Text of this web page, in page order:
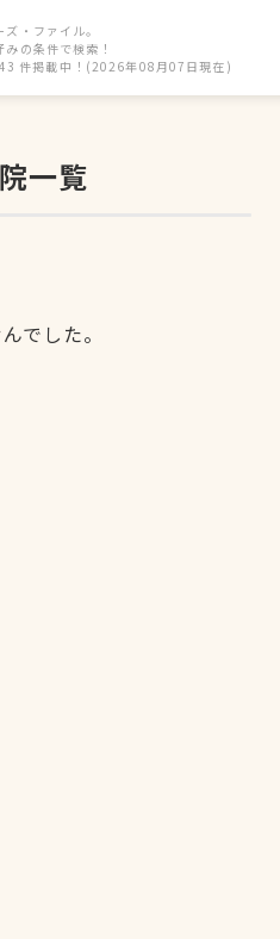
・ファイル。
の条件で検索！
件掲載中！(2026年08月07日現在)
一覧
でした。